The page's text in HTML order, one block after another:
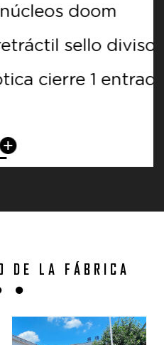
doom
divisor de
1 entrada 3
DE LA FÁBRICA